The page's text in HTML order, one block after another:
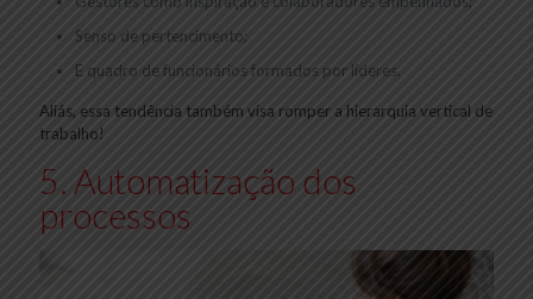
Senso de pertencimento;
E quadro de funcionários formados por líderes.
Aliás, essa tendência também visa romper a hierarquia vertical de
trabalho!
5. Automatização dos
processos